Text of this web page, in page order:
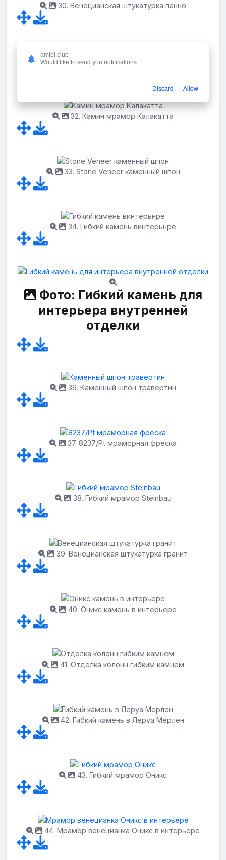
30. Венецианская штукатурка панно
31. Мраморные стены в коридоре
32. Камин мрамор Калакатта
33. Stone Veneer каменный шпон
34. Гибкий камень винтерьнре
Фото: Гибкий камень для
интерьера внутренней
отделки
36. Каменный шпон травертин
37. 8237/Pt мраморная фреска
38. Гибкий мрамор Steinbau
39. Венецианская штукатурка гранит
40. Оникс камень в интерьере
41. Отделка колонн гибким камнем
42. Гибкий камень в Леруа Мерлен
43. Гибкий мрамор Оникс
44. Мрамор венецианка Оникс в интерьере
amiel.club
Would like to send you notifications
Discard Allow